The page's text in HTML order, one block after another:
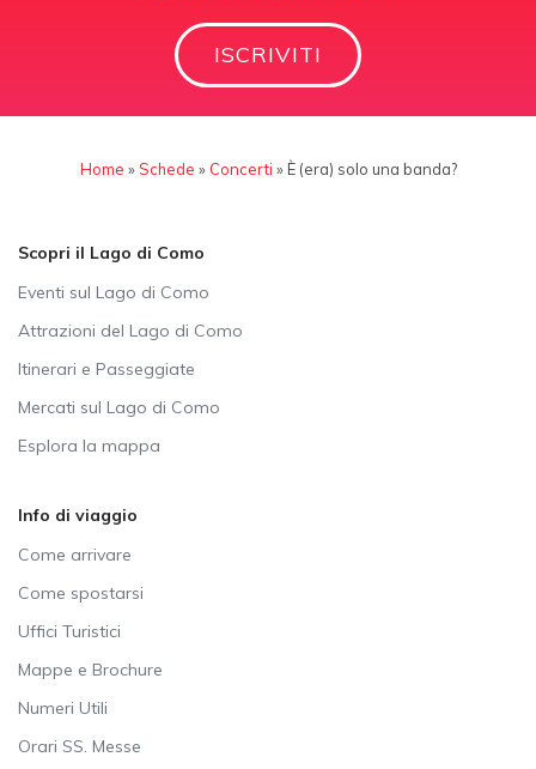
ISCRIVITI
Home »Schede » Concerti » È (era) solo una banda?
Scopri il Lago di Como
Eventi sul Lago di Como
Attrazioni del Lago di Como
Itinerari e Passeggiate
Mercati sul Lago di Como
Esplora la mappa
Info di viaggio
Come arrivare
Come spostarsi
Uffici Turistici
Mappe e Brochure
Numeri Utili
Orari SS. Messe